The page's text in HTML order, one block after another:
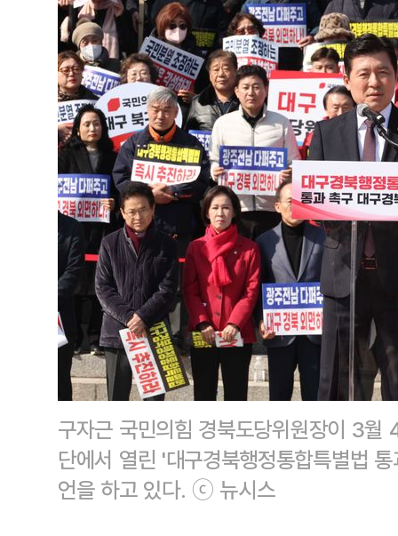
구자근 국민의힘 경북도당위원장이 3월
단에서 열린 '대구경북행정통합특별법
언을 하고 있다. ⓒ 뉴시스